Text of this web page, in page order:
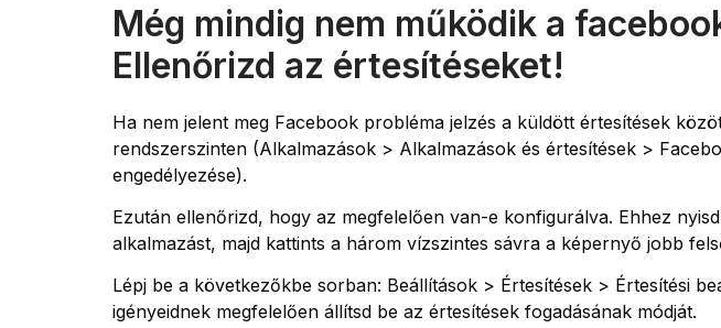
Még mindig nem működik a
Ellenőrizd az értesítéseket!
Ha nem jelent meg Facebook probléma jelzés a küldött értesítések
rendszerszinten (Alkalmazások > Alkalmazások és értesítések >
engedélyezése).
Ezután ellenőrizd, hogy az megfelelően van-e konfigurálva. Ehhez
alkalmazást, majd kattints a három vízszintes sávra a képernyő jobb
Lépj be a következőkbe sorban: Beállítások > Értesítések > Értesítési
igényeidnek megfelelően állítsd be az értesítések fogadásának módját.